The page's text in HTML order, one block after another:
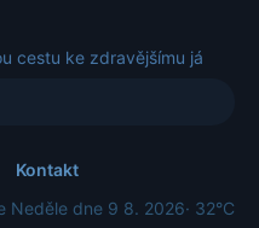
cestu ke zdravějšímu já
Kontakt
Neděle dne 9 8. 2026· 32°C